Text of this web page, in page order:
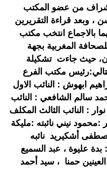
من عضو المكتب
، وبعد قراءة التقريرين
بالاجماع انتخب مكتب
المغربية بجهة
حيث جاءت تشكيلة
مكتب الفرع
ابهوش : النائب الاول
سالم الشافعي : النائب
: النائب الثالث المكلف
:محمود نيني نائبته :مليكة
أشكيريد نائبه
عليوة ، عبد السميع
حمنا ، سيد أحمد